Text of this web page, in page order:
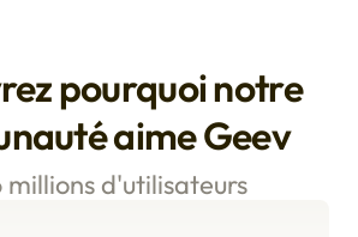
pourquoi notre
aime Geev
millions d'utilisateurs